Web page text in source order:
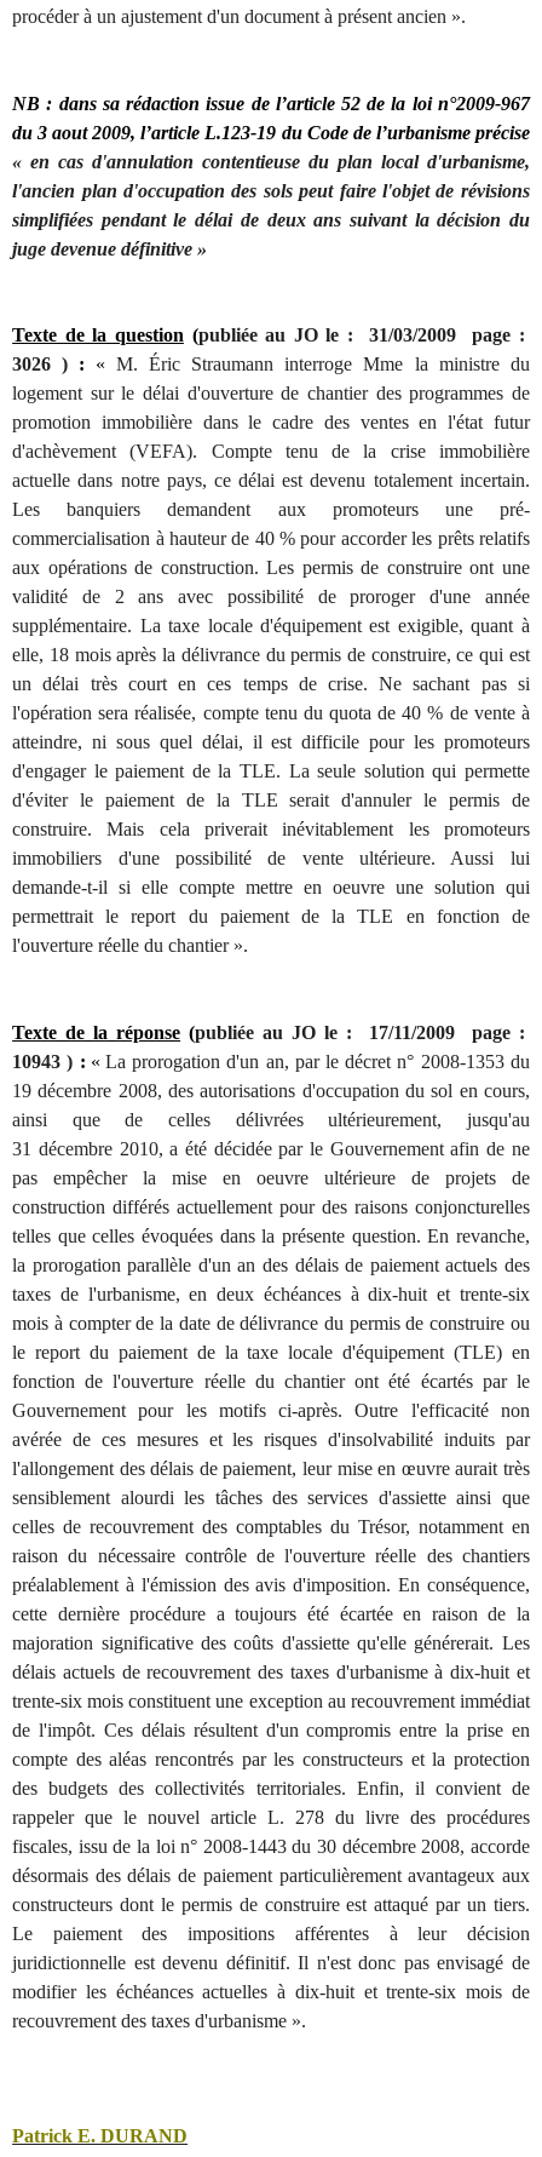
procéder à un ajustement d'un document à présent ancien ».
NB : dans sa rédaction issue de l’article 52 de la loi n°2009-967
du 3 aout 2009, l’article L.123-19 du Code de l’urbanisme précise
« en cas d'annulation contentieuse du plan local d'urbanisme,
l'ancien plan d'occupation des sols peut faire l'objet de révisions
simplifiées pendant le délai de deux ans suivant la décision du
juge devenue définitive »
Texte de la question (publiée au JO le : 31/03/2009 page :
3026 ) : « M. Éric Straumann interroge Mme la ministre du
logement sur le délai d'ouverture de chantier des programmes de
promotion immobilière dans le cadre des ventes en l'état futur
d'achèvement (VEFA). Compte tenu de la crise immobilière
actuelle dans notre pays, ce délai est devenu totalement incertain.
Les banquiers demandent aux promoteurs une pré-
commercialisation à hauteur de 40 % pour accorder les prêts relatifs
aux opérations de construction. Les permis de construire ont une
validité de 2 ans avec possibilité de proroger d'une année
supplémentaire. La taxe locale d'équipement est exigible, quant à
elle, 18 mois après la délivrance du permis de construire, ce qui est
un délai très court en ces temps de crise. Ne sachant pas si
l'opération sera réalisée, compte tenu du quota de 40 % de vente à
atteindre, ni sous quel délai, il est difficile pour les promoteurs
d'engager le paiement de la TLE. La seule solution qui permette
d'éviter le paiement de la TLE serait d'annuler le permis de
construire. Mais cela priverait inévitablement les promoteurs
immobiliers d'une possibilité de vente ultérieure. Aussi lui
demande-t-il si elle compte mettre en oeuvre une solution qui
permettrait le report du paiement de la TLE en fonction de
l'ouverture réelle du chantier ».
Texte de la réponse (publiée au JO le : 17/11/2009 page :
10943 ) : « La prorogation d'un an, par le décret n° 2008-1353 du
19 décembre 2008, des autorisations d'occupation du sol en cours,
ainsi que de celles délivrées ultérieurement, jusqu'au
31 décembre 2010, a été décidée par le Gouvernement afin de ne
pas empêcher la mise en oeuvre ultérieure de projets de
construction différés actuellement pour des raisons conjoncturelles
telles que celles évoquées dans la présente question. En revanche,
la prorogation parallèle d'un an des délais de paiement actuels des
taxes de l'urbanisme, en deux échéances à dix-huit et trente-six
mois à compter de la date de délivrance du permis de construire ou
le report du paiement de la taxe locale d'équipement (TLE) en
fonction de l'ouverture réelle du chantier ont été écartés par le
Gouvernement pour les motifs ci-après. Outre l'efficacité non
avérée de ces mesures et les risques d'insolvabilité induits par
l'allongement des délais de paiement, leur mise en œuvre aurait très
sensiblement alourdi les tâches des services d'assiette ainsi que
celles de recouvrement des comptables du Trésor, notamment en
raison du nécessaire contrôle de l'ouverture réelle des chantiers
préalablement à l'émission des avis d'imposition. En conséquence,
cette dernière procédure a toujours été écartée en raison de la
majoration significative des coûts d'assiette qu'elle générerait. Les
délais actuels de recouvrement des taxes d'urbanisme à dix-huit et
trente-six mois constituent une exception au recouvrement immédiat
de l'impôt. Ces délais résultent d'un compromis entre la prise en
compte des aléas rencontrés par les constructeurs et la protection
des budgets des collectivités territoriales. Enfin, il convient de
rappeler que le nouvel article L. 278 du livre des procédures
fiscales, issu de la loi n° 2008-1443 du 30 décembre 2008, accorde
désormais des délais de paiement particulièrement avantageux aux
constructeurs dont le permis de construire est attaqué par un tiers.
Le paiement des impositions afférentes à leur décision
juridictionnelle est devenu définitif. Il n'est donc pas envisagé de
modifier les échéances actuelles à dix-huit et trente-six mois de
recouvrement des taxes d'urbanisme ».
Patrick E. DURAND